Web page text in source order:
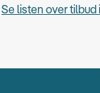
Se listen over tilbud